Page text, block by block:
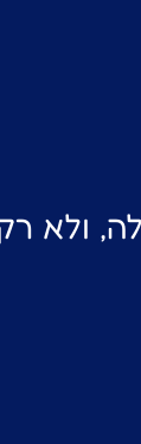
ולא